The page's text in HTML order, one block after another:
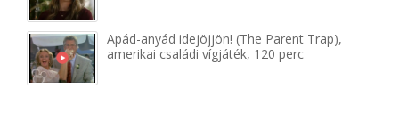
Apád-anyád idejöjjön! (The Parent Trap),
amerikai családi vígjáték, 120 perc